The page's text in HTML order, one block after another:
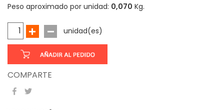
Peso aproximado por unidad: 0,070 Kg.
unidad(es)
COMPARTE